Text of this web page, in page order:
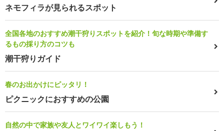
ネモフィラが見られるスポット
全国各地のおすすめ潮干狩りスポットを紹介！旬な時期や準備す
るもの採り方のコツも
潮干狩りガイド
春のお出かけにピッタリ！
ピクニックにおすすめの公園
自然の中で家族や友人とワイワイ楽しもう！